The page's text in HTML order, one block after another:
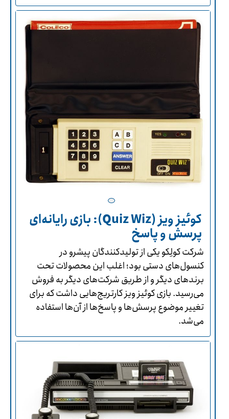
کوئیز ویز (Quiz Wiz): بازی رایانه‌ای
پرسش و پاسخ
شرکت کولِکو یکی از تولیدکنندگان پیشرو در
کنسول‌های دستی بود؛ اغلب این محصولات تحت
برندهای دیگر و از طریق شرکت‌های دیگر به فروش
می‌رسید. بازی کوئیز ویز کارتریج‌هایی داشت که برای
تغییر موضوع پرسش‌ها و پاسخ‌ها از آن‌ها استفاده
می‌شد.